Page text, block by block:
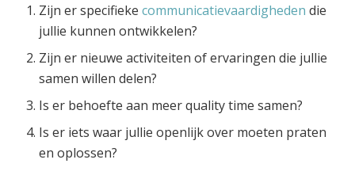
Zijn er specifiekecommunicatievaardigheden die
jullie kunnen ontwikkelen?
Zijn er nieuwe activiteiten of ervaringen die jullie
samen willen delen?
Is er behoefte aan meer quality time samen?
Is er iets waar jullie openlijk over moeten praten
en oplossen?